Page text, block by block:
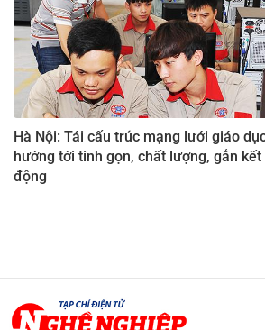
Hà Nội: Tái cấu trúc mạng lưới giáo
hướng tới tinh gọn, chất lượng, gắn
động